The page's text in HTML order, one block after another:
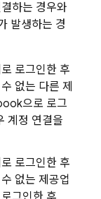
하는 경우와
발생하는 경
로그인한 후
없는 다른 제
으로 로그
계정 연결을
로그인한 후
없는 제공업